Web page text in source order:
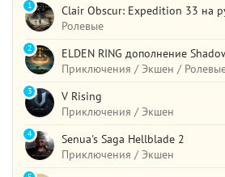
Clair Obscur: Expedition 33 на
Ролевые
1
ELDEN RING дополнение
Приключения / Экшен /
2
V Rising
Приключения / Экшен
3
Senua's Saga Hellblade 2
Приключения / Экшен
4